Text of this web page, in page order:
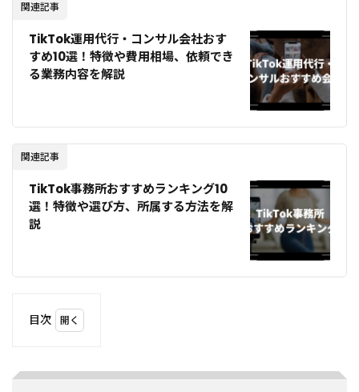
関連記事
TikTok運用代行・コンサル会社おす
すめ10選！特徴や費用相場、依頼でき
る業務内容を解説
関連記事
TikTok事務所おすすめランキング10
選！特徴や選び方、所属する方法を解
説
目次
ホ】